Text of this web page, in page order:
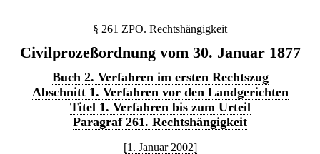
§ 261 ZPO. Rechtshängigkeit
Civilprozeßordnung vom 30. Januar 1877
Buch 2. Verfahren im ersten Rechtszug
Abschnitt 1. Verfahren vor den Landgerichten
Titel 1. Verfahren bis zum Urteil
Paragraf 261. Rechtshängigkeit
[1. Januar 2002]